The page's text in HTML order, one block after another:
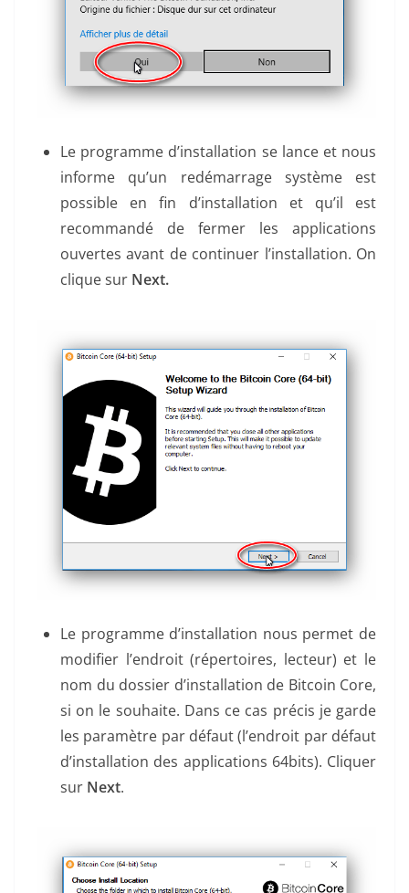
Le programme d’installation se lance et nous
informe qu’un redémarrage système est
possible en fin d’installation et qu’il est
recommandé de fermer les applications
ouvertes avant de continuer l’installation. On
clique sur Next.
Le programme d’installation nous permet de
modifier l’endroit (répertoires, lecteur) et le
nom du dossier d’installation de Bitcoin Core,
si on le souhaite. Dans ce cas précis je garde
les paramètre par défaut (l’endroit par défaut
d’installation des applications 64bits). Cliquer
sur Next.